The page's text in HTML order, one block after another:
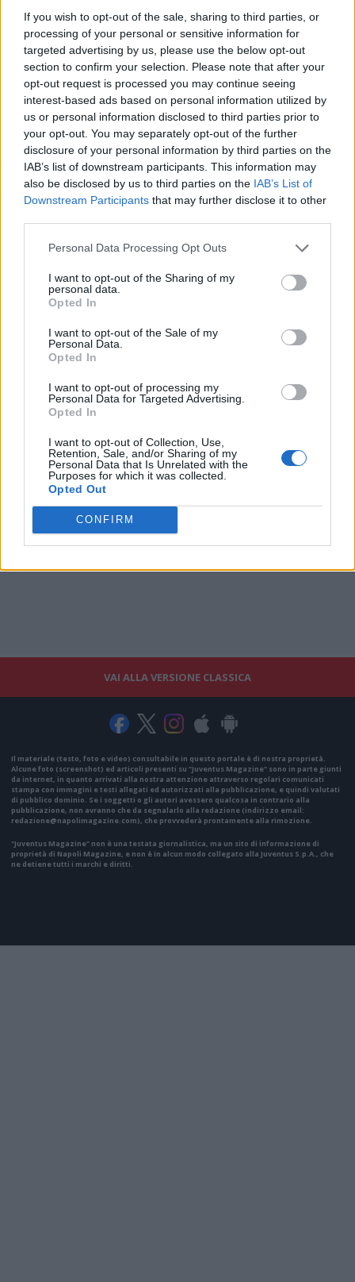
If you wish to opt-out of the sale, sharing to third parties, or
processing of your personal or sensitive information for
targeted advertising by us, please use the below opt-out
section to confirm your selection. Please note that after your
opt-out request is processed you may continue seeing
interest-based ads based on personal information utilized by
us or personal information disclosed to third parties prior to
your opt-out. You may separately opt-out of the further
disclosure of your personal information by third parties on the
IAB’s list of downstream participants. This information may
also be disclosed by us to third parties on the IAB’s List of
Downstream Participants that may further disclose it to other
Personal Data Processing Opt Outs
I want to opt-out of the Sharing of my
personal data.
Opted In
I want to opt-out of the Sale of my
Personal Data.
Opted In
I want to opt-out of processing my
Personal Data for Targeted Advertising.
Opted In
I want to opt-out of Collection, Use,
Retention, Sale, and/or Sharing of my
Personal Data that Is Unrelated with the
Purposes for which it was collected.
Opted Out
CONFIRM
come alternativa e non per forza da titolare. Se entrambi
avranno questa voglia bene, ma dipenderà tutto dalla loro
volontà. Vergara? Io l'ho visto alla Pro Vercelli, giocò lì prima
del mio arrivo. E' un bene prezioso per il Napoli, quindi in caso
di cessione servirebbe o un diritto di recompra o una
percentuale importante sulla rivendita, in alternativa andrebbe
ceduto in prestito in una medio-grande in grado di farlo
esplodere".
VAI ALLA VERSIONE CLASSICA
Il materiale (testo, foto e video) consultabile in questo portale è di nostra proprietà.
Alcune foto (screenshot) ed articoli presenti su "Juventus Magazine" sono in parte giunti
da internet, in quanto arrivati alla nostra attenzione attraverso regolari comunicati
stampa con immagini e testi allegati ed autorizzati alla pubblicazione, e quindi valutati
di pubblico dominio. Se i soggetti o gli autori avessero qualcosa in contrario alla
pubblicazione, non avranno che da segnalarlo alla redazione (indirizzo email:
redazione@napolimagazine.com), che provvederà prontamente alla rimozione.
"Juventus Magazine" non è una testata giornalistica, ma un sito di informazione di
proprietà di Napoli Magazine, e non è in alcun modo collegato alla Juventus S.p.A., che
ne detiene tutti i marchi e diritti.